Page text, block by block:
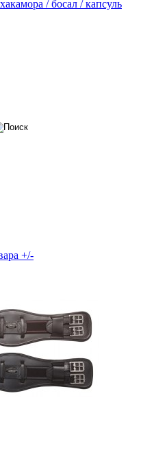
/ босал / капсуль
+/-